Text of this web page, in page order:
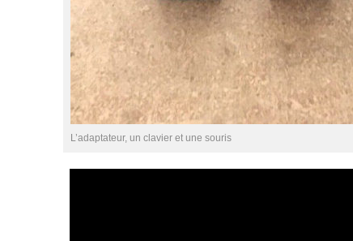
L’adaptateur, un clavier et une souris